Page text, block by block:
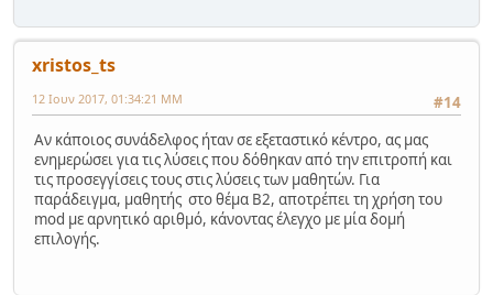
xristos_ts
#14
12 Ιουν 2017, 01:34:21 ΜΜ
Αν κάποιος συνάδελφος ήταν σε εξεταστικό κέντρο, ας μας
ενημερώσει για τις λύσεις που δόθηκαν από την επιτροπή και
τις προσεγγίσεις τους στις λύσεις των μαθητών. Για
παράδειγμα, μαθητής στο θέμα Β2, αποτρέπει τη χρήση του
mod με αρνητικό αριθμό, κάνοντας έλεγχο με μία δομή
επιλογής.